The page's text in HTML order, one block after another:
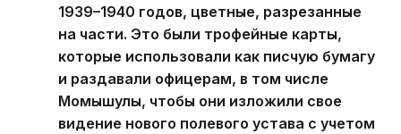
1939–1940 годов, цветные, разрезанные
на части. Это были трофейные карты,
которые использовали как писчую бумагу
и раздавали офицерам, в том числе
Момышулы, чтобы они изложили свое
видение нового полевого устава с учетом